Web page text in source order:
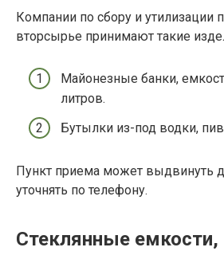
Компании по сбору и утилизации
вторсырье принимают такие
Майонезные банки,
литров.
Бутылки из-под водки,
Пункт приема может выдвинуть
уточнять по телефону.
Стеклянные емкости,